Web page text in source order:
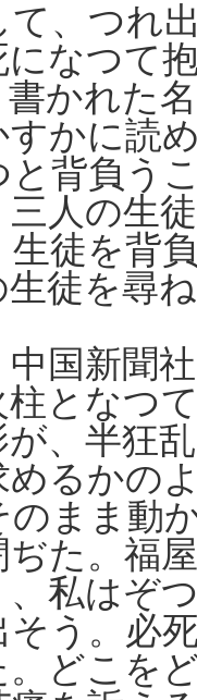
て、つ
なつて
かれた
かに読
と背負う
人の生
徒を背
生徒を尋
国新聞
柱となつ
が、半狂
めるかの
のまま動
た。福
、私はぞ
う。必
。どこを